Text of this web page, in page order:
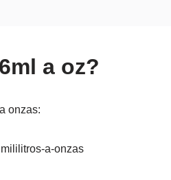
a oz?
onzas:
a-onzas